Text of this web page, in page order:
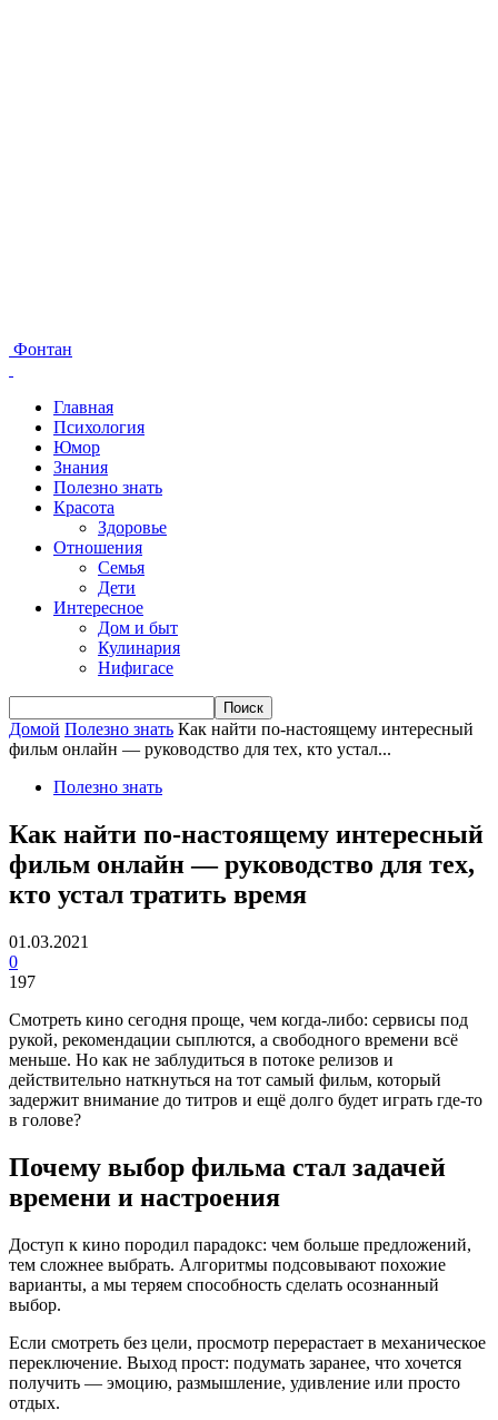
Фонтан
Главная
Психология
Юмор
Знания
Полезно знать
Красота
Здоровье
Отношения
Семья
Дети
Интересное
Дом и быт
Кулинария
Нифигасе
Домой Полезно знать Как найти по-настоящему интересный
фильм онлайн — руководство для тех, кто устал...
Полезно знать
Как найти по-настоящему интересный
фильм онлайн — руководство для тех,
кто устал тратить время
01.03.2021
0
197
Смотреть кино сегодня проще, чем когда-либо: сервисы под
рукой, рекомендации сыплются, а свободного времени всё
меньше. Но как не заблудиться в потоке релизов и
действительно наткнуться на тот самый фильм, который
задержит внимание до титров и ещё долго будет играть где-то
в голове?
Почему выбор фильма стал задачей
времени и настроения
Доступ к кино породил парадокс: чем больше предложений,
тем сложнее выбрать. Алгоритмы подсовывают похожие
варианты, а мы теряем способность сделать осознанный
выбор.
Если смотреть без цели, просмотр перерастает в механическое
переключение. Выход прост: подумать заранее, что хочется
получить — эмоцию, размышление, удивление или просто
отдых.